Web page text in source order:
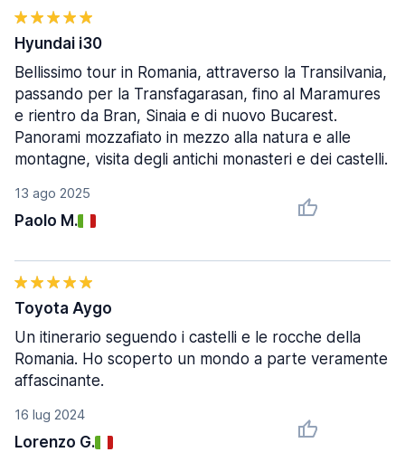
13 ago 2025
Paolo M.
Hyundai i30
Bellissimo tour in Romania, attraverso la Transilvania,
passando per la Transfagarasan, fino al Maramures
e rientro da Bran, Sinaia e di nuovo Bucarest.
Panorami mozzafiato in mezzo alla natura e alle
montagne, visita degli antichi monasteri e dei castelli.
16 lug 2024
Lorenzo G.
Toyota Aygo
Un itinerario seguendo i castelli e le rocche della
Romania. Ho scoperto un mondo a parte veramente
affascinante.